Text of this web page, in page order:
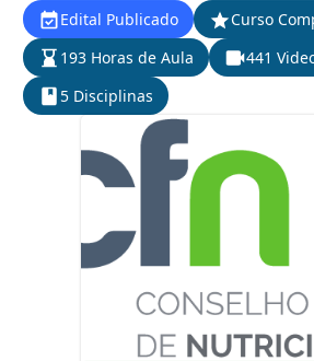
Edital Publicado
Curso
193 Horas de Aula
441
5 Disciplinas